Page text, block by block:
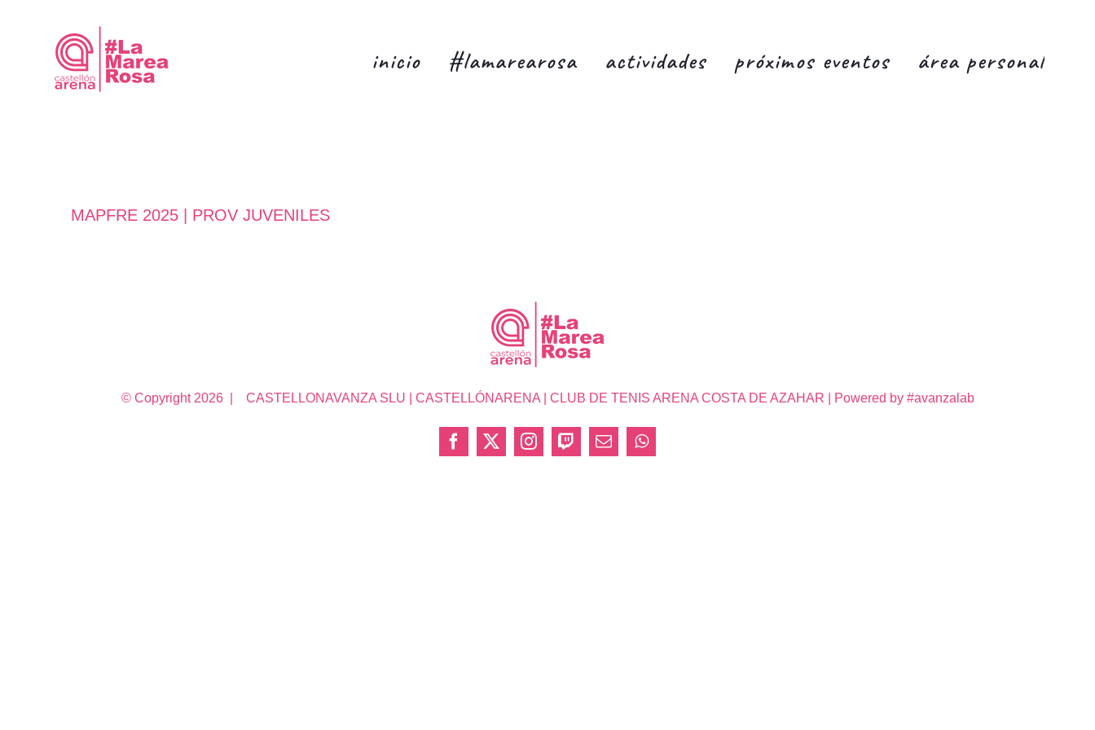
contenido
inicio #lamarearosa actividades próximos eventos área personal
MAPFRE 2025 | PROV JUVENILES
© Copyright 2026 | CASTELLONAVANZA SLU | CASTELLÓNARENA | CLUB DE TENIS ARENA COSTA DE AZAHAR | Powered by #avanzalab
Facebook
X InstagramTwitchCorreoWhatsApp